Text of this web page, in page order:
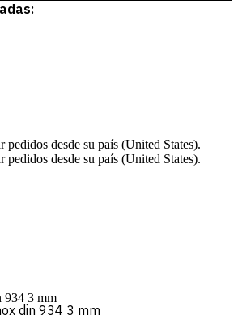
pedidos desde su país (United States).
pedidos desde su país (United States).
din 934 3 mm